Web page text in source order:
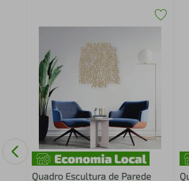
Quadro Escultura de Parede